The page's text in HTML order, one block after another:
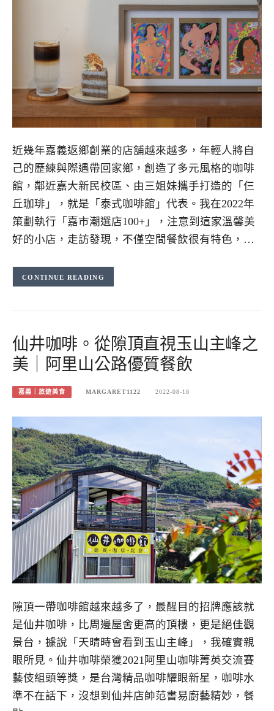
近幾年嘉義返鄉創業的店舖越來越多，年輕人將自
己的歷練與際遇帶回家鄉，創造了多元風格的咖啡
館，鄰近嘉大新民校區、由三姐妹攜手打造的「仨
丘珈琲」，就是「泰式咖啡館」代表。我在2022年
策劃執行「嘉市潮選店100+」，注意到這家溫馨美
好的小店，走訪發現，不僅空間餐飲很有特色，…
CONTINUE READING
仙井咖啡。從隙頂直視玉山主峰之
美｜阿里山公路優質餐飲
嘉義｜旅遊美食 MARGARET1122 2022-08-18
隙頂一帶咖啡館越來越多了，最醒目的招牌應該就
是仙井咖啡，比周邊屋舍更高的頂樓，更是絕佳觀
景台，據說「天晴時會看到玉山主峰」，我確實親
眼所見。仙井咖啡榮獲2021阿里山咖啡菁英交流賽
藝伎組頭等獎，是台灣精品咖啡耀眼新星，咖啡水
準不在話下，沒想到仙丼店帥范書易廚藝精妙，餐